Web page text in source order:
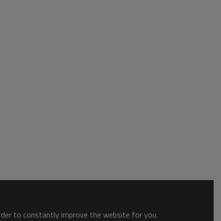
to constantly improve the website for you.